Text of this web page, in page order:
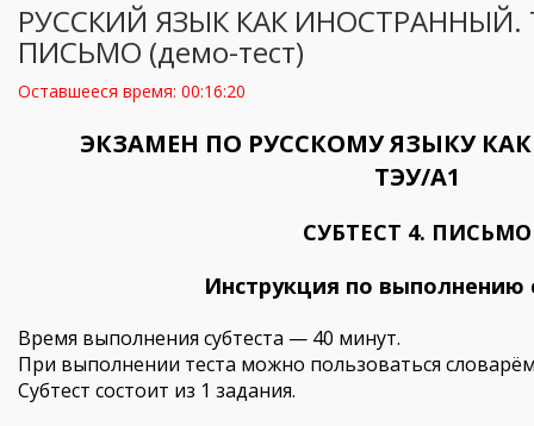
РУССКИЙ ЯЗЫК КАК ИНОСТРАННЫЙ.
ПИСЬМО (демо-тест)
Оставшееся время: 00:16:20
ЭКЗАМЕН ПО РУССКОМУ ЯЗЫКУ
ТЭУ/А1
СУБТЕСТ 4. ПИСЬМО
Инструкция по выполнению
Время выполнения субтеста — 40 минут.
При выполнении теста можно пользоваться
Субтест состоит из 1 задания.